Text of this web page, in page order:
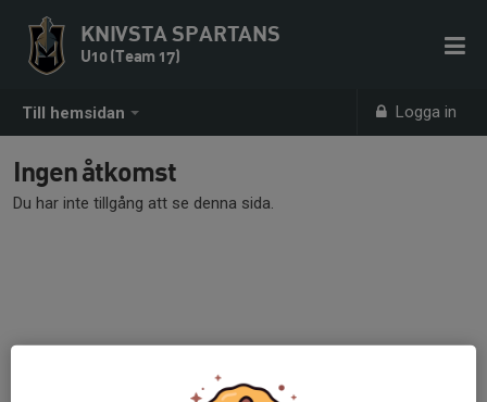
Till hemsidan Logga in
KNIVSTA SPARTANS
U10 (Team 17)
Ingen åtkomst
Du har inte tillgång att se denna sida.